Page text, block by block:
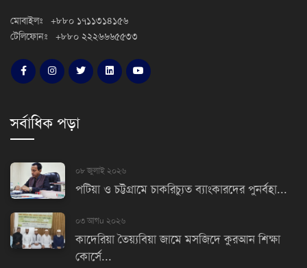
মোবাইলঃ +৮৮০ ১৭১১৩১৪১৫৬
টেলিফোনঃ +৮৮০ ২২২৬৬৬৫৫৩৩
সর্বাধিক পড়া
০৮ জুলাই ২০২৬
পটিয়া ও চট্টগ্রামে চাকরিচ্যুত ব্যাংকারদের পুনর্বহা...
০৩ আগu ২০২৬
কাদেরিয়া তৈয়্যবিয়া জামে মসজিদে কুরআন শিক্ষা
কোর্সে...